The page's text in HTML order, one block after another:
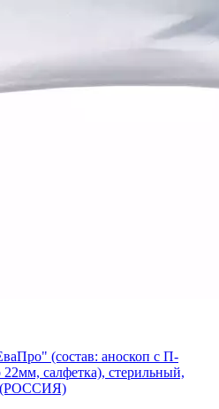
(состав: аноскоп с П-
салфетка), стерильный,
(РОССИЯ)